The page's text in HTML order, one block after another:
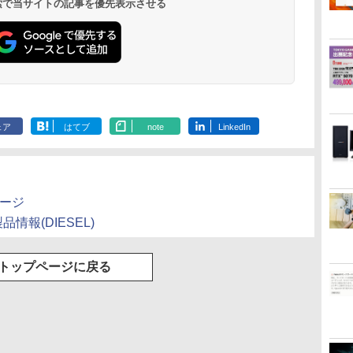
当サイトの記事を優先表示させる
ア はてブ note LinkedIn
ジ
情報(DIESEL)
ップページに戻る